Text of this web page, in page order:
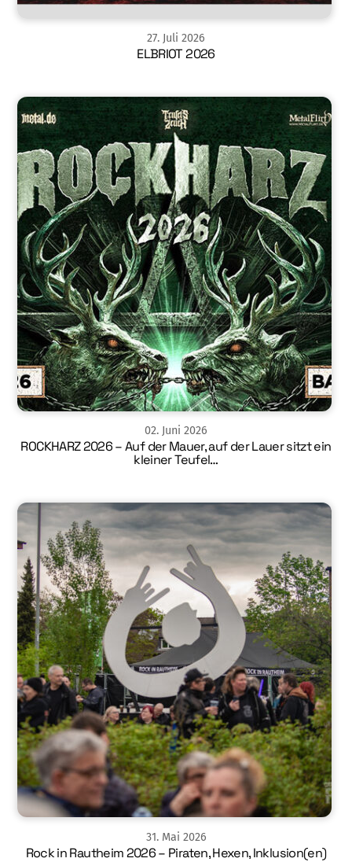
27. Juli 2026
ELBRIOT 2026
02. Juni 2026
ROCKHARZ 2026 – Auf der Mauer, auf der Lauer sitzt ein
kleiner Teufel…
31. Mai 2026
Rock in Rautheim 2026 – Piraten, Hexen, Inklusion(en)